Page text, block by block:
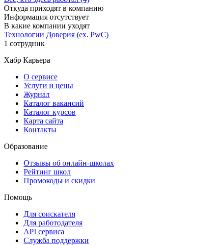
Откуда приходят в компанию
Информация отсутствует
В какие компании уходят
Технологии Доверия (ex. PwC)
1 сотрудник
Хабр Карьера
О сервисе
Услуги и цены
Журнал
Каталог вакансий
Каталог курсов
Карта сайта
Контакты
Образование
Отзывы об онлайн-школах
Рейтинг школ
Промокоды и скидки
Помощь
Для соискателя
Для работодателя
API сервиса
Служба поддержки